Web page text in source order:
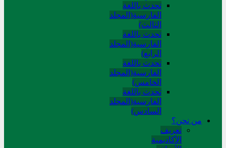
تحدث باللغة
الفارسية(المجلد
الثالث)
تحدث باللغة
الفارسية(المجلد
الرابع)
تحدث باللغة
الفارسية(المجلد
الخامس)
تحدث باللغة
الفارسية(المجلد
السادس)
من نحن؟
تعريف
الأكاديمية